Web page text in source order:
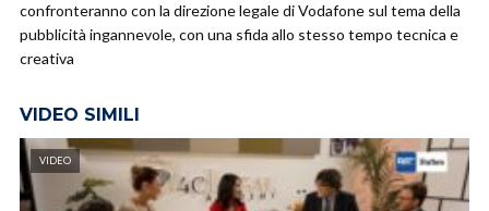
confronteranno con la direzione legale di Vodafone sul tema della
pubblicità ingannevole, con una sfida allo stesso tempo tecnica e
creativa
VIDEO SIMILI
VIDEO